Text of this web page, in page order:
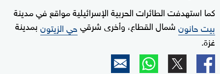
كما استهدفت الطائرات الحربية الإسرائيلية مواقع في مدينة
بيت حانونشمال القطاع، وأخرى شرقيحي الزيتونبمدينة
غزة.